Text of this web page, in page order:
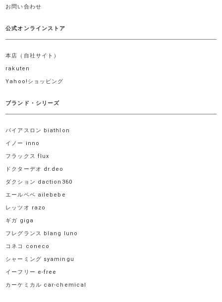
お問い合わせ
公式オンラインストア
本店（自社サイト）
rakuten
Yahoo!ショッピング
ブランド・シリーズ
バイアスロン biathlon
イノー inno
フラックス flux
ドクターデオ dr.deo
ダクション daction360
エールベベ ailebebe
レッツオ razo
ギガ giga
フレグランス blang luno
コネコ coneco
シャーミング syamingu
イーフリー e-free
カーケミカル car-chemical